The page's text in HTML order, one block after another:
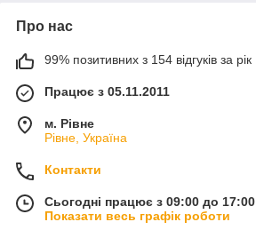
Про нас
99% позитивних з 154 відгуків за рік
Працює з 05.11.2011
м. Рівне
Рівне, Україна
Контакти
Сьогодні працює з 09:00 до 17:00
Показати весь графік роботи